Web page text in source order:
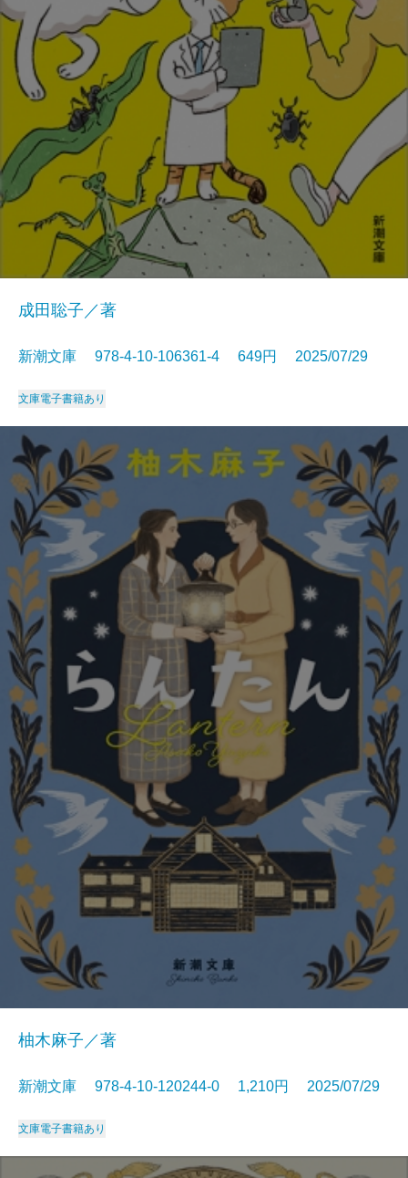
成田聡子／著
新潮文庫 978-4-10-106361-4 649円 2025/07/29
文庫電子書籍あり
柚木麻子／著
新潮文庫 978-4-10-120244-0 1,210円 2025/07/29
文庫電子書籍あり